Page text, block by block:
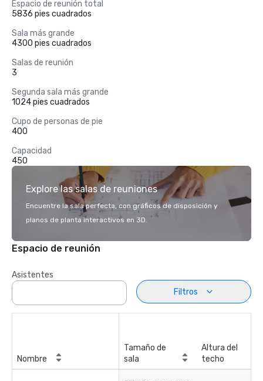
Espacio de reunión total
5836 pies cuadrados
Sala más grande
4300 pies cuadrados
Salas de reunión
3
Segunda sala más grande
1024 pies cuadrados
Cupo de personas de pie
400
Capacidad
450
Explore las salas de reuniones
Encuentre la sala perfecta, con gráficos de disposición y
planos de planta interactivos en 3D.
Espacio de reunión
Asistentes
Filtros
Nombre
Tamaño de
sala
Altura del
techo